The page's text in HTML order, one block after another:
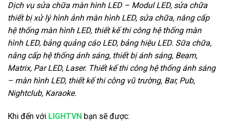
Dịch vụ sửa chữa màn hình LED – Modul LED, sửa chữa
thiết bị xử lý hình ảnh màn hình LED, sửa chữa, nâng cấp
hệ thống màn hình LED, thiết kế thi công hệ thống màn
hình LED, bảng quảng cáo LED, bảng hiệu LED. Sữa chữa,
nâng cấp hệ thống ánh sáng, thiết bị ánh sáng, Beam,
Matrix, Par LED, Laser. Thiết kế thi công hệ thống ánh sáng
– màn hình LED, thiết kế thi công vũ trường, Bar, Pub,
Nightclub, Karaoke.
Khi đến với LIGHTVN bạn sẽ được: